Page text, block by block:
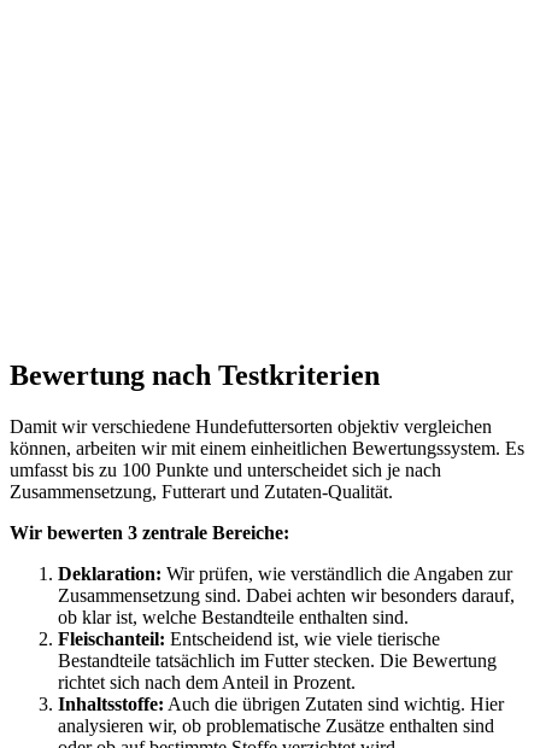
Bewertung nach Testkriterien
Damit wir verschiedene Hundefuttersorten objektiv vergleichen
können, arbeiten wir mit einem einheitlichen Bewertungssystem. Es
umfasst bis zu 100 Punkte und unterscheidet sich je nach
Zusammensetzung, Futterart und Zutaten-Qualität.
Wir bewerten 3 zentrale Bereiche:
Deklaration: Wir prüfen, wie verständlich die Angaben zur
Zusammensetzung sind. Dabei achten wir besonders darauf,
ob klar ist, welche Bestandteile enthalten sind.
Fleischanteil: Entscheidend ist, wie viele tierische
Bestandteile tatsächlich im Futter stecken. Die Bewertung
richtet sich nach dem Anteil in Prozent.
Inhaltsstoffe: Auch die übrigen Zutaten sind wichtig. Hier
analysieren wir, ob problematische Zusätze enthalten sind